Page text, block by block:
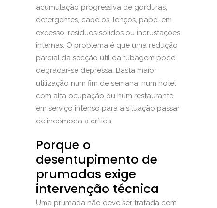
acumulação progressiva de gorduras,
detergentes, cabelos, lenços, papel em
excesso, resíduos sólidos ou incrustações
internas. O problema é que uma redução
parcial da secção útil da tubagem pode
degradar-se depressa. Basta maior
utilização num fim de semana, num hotel
com alta ocupação ou num restaurante
em serviço intenso para a situação passar
de incómoda a crítica.
Porque o
desentupimento de
prumadas exige
intervenção técnica
Uma prumada não deve ser tratada com